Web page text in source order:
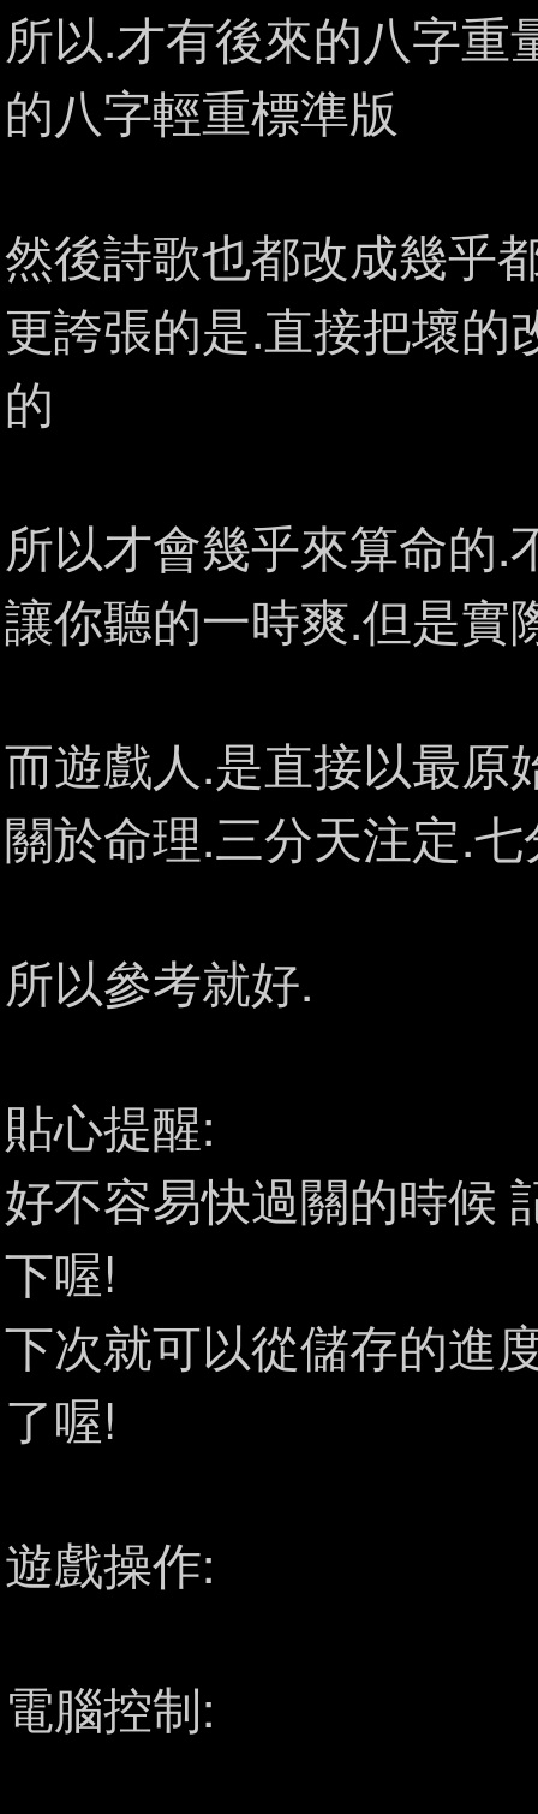
所以.才有後來的八字
的八字輕重標準版
然後詩歌也都改成幾乎
更誇張的是.直接把壞的
的
所以才會幾乎來算命的
讓你聽的一時爽.但是實
而遊戲人.是直接以最原
關於命理.三分天注定.
所以參考就好.
貼心提醒:
好不容易快過關的時候
下喔!
下次就可以從儲存的進
了喔!
遊戲操作:
電腦控制: